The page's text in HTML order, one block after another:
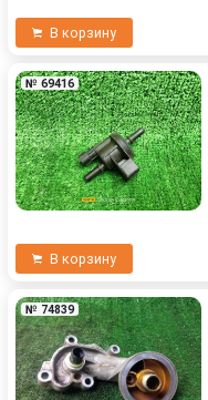
В корзину
№ 69416
В корзину
№ 74839